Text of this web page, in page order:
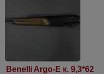
Benelli Argo-E к. 9,3*62